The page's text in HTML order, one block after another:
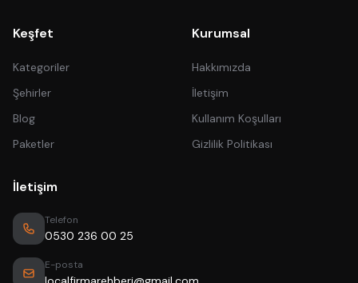
Keşfet
Kategoriler
Şehirler
Blog
Paketler
Kurumsal
Hakkımızda
İletişim
Kullanım Koşulları
Gizlilik Politikası
İletişim
Telefon
0530 236 00 25
E-posta